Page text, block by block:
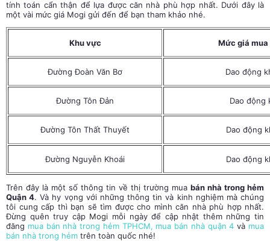
tính toán cẩn thận để lựa được căn nhà phù hợp nhất. Dưới đây là
một vài mức giá Mogi gửi đến để bạn tham khảo nhé.
Khu vực Mức giá mua
Đường Đoàn Văn Bơ Dao động
Đường Tôn Đản Dao động
Đường Tôn Thất Thuyết Dao động
Đường Nguyễn Khoái Dao động
Trên đây là một số thông tin về thị trường mua bán nhà trong hẻm
Quận 4. Và hy vọng với những thông tin và kinh nghiệm mà chúng
tôi cung cấp thì bạn sẽ tìm được cho mình căn nhà phù hợp nhất.
Đừng quên truy cập Mogi mỗi ngày để cập nhật thêm những tin
đăng mua bán nhà trong hẻm TPHCM, mua bán nhà quận 4 và mua
bán nhà trong hẻm trên toàn quốc nhé!